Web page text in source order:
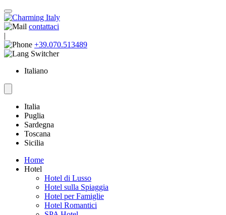
contattaci
|
+39.070.513489
Italiano
Italia
Puglia
Sardegna
Toscana
Sicilia
Home
Hotel
Hotel di Lusso
Hotel sulla Spiaggia
Hotel per Famiglie
Hotel Romantici